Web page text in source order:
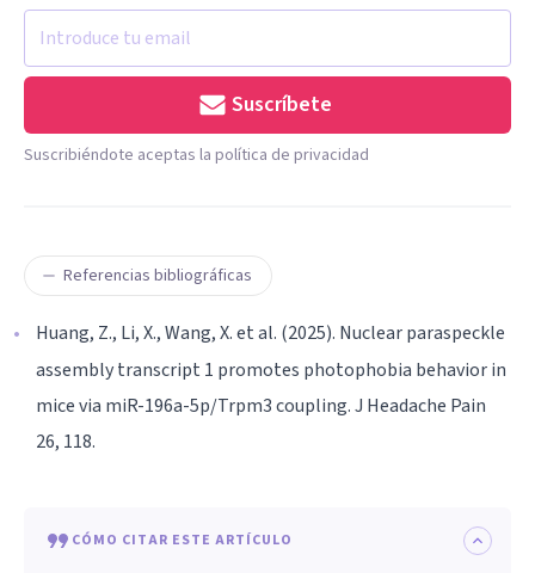
Suscríbete
Suscribiéndote aceptas la política de privacidad
Referencias bibliográficas
Huang, Z., Li, X., Wang, X. et al. (2025). Nuclear paraspeckle
assembly transcript 1 promotes photophobia behavior in
mice via miR-196a-5p/Trpm3 coupling. J Headache Pain
26, 118.
CÓMO CITAR ESTE ARTÍCULO